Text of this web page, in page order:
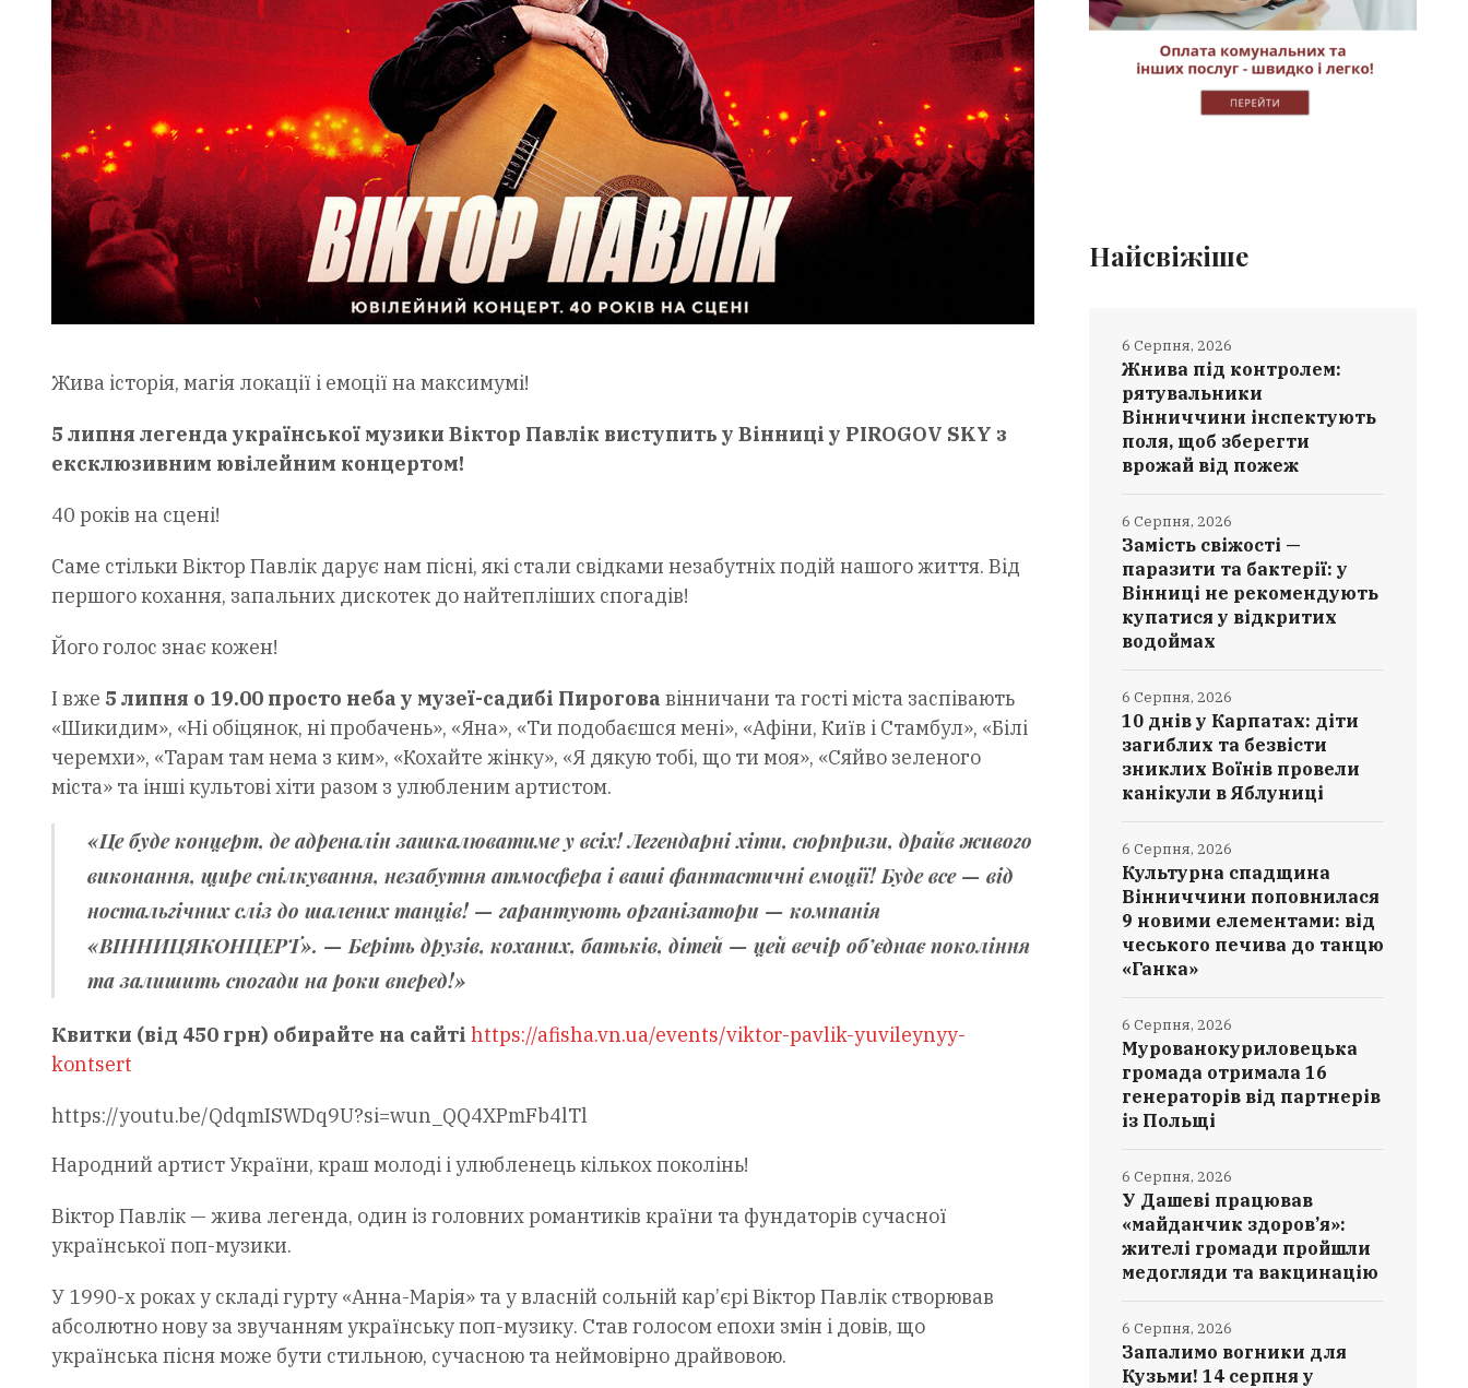
Жива історія, магія локації і емоції на максимумі!
5 липня легенда української музики Віктор Павлік виступить у Вінниці у PIROGOV SKY з
ексклюзивним ювілейним концертом!
40 років на сцені!
Саме стільки Віктор Павлік дарує нам пісні, які стали свідками незабутніх подій нашого життя. Від
першого кохання, запальних дискотек до найтепліших спогадів!
Його голос знає кожен!
І вже 5 липня о 19.00 просто неба у музеї-садибі Пирогова вінничани та гості міста заспівають
«Шикидим», «Ні обіцянок, ні пробачень», «Яна», «Ти подобаєшся мені», «Афіни, Київ і Стамбул», «Білі
черемхи», «Тарам там нема з ким», «Кохайте жінку», «Я дякую тобі, що ти моя», «Сяйво зеленого
міста» та інші культові хіти разом з улюбленим артистом.
«Це буде концерт, де адреналін зашкалюватиме у всіх! Легендарні хіти, сюрпризи, драйв живого
виконання, щире спілкування, незабутня атмосфера і ваші фантастичні емоції! Буде все — від
ностальгічних сліз до шалених танців! —гарантують організатори — компанія
«ВІННИЦЯКОНЦЕРТ». — Беріть друзів, коханих, батьків, дітей — цей вечір об’єднає покоління
та залишить спогади на роки вперед!»
Квитки (від 450 грн) обирайте на сайті https://afisha.vn.ua/events/viktor-pavlik-yuvileynyy-
kontsert
https://youtu.be/QdqmISWDq9U?si=wun_QQ4XPmFb4lTl
Народний артист України, краш молоді і улюбленець кількох поколінь!
Віктор Павлік — жива легенда, один із головних романтиків країни та фундаторів сучасної
української поп-музики.
У 1990-х роках у складі гурту «Анна-Марія» та у власній сольній кар’єрі Віктор Павлік створював
абсолютно нову за звучанням українську поп-музику. Став голосом епохи змін і довів, що
українська пісня може бути стильною, сучасною та неймовірно драйвовою.
Найсвіжіше
Жнива під контролем:
рятувальники
Вінниччини інспектують
поля, щоб зберегти
врожай від пожеж
6 Серпня, 2026
Замість свіжості —
паразити та бактерії: у
Вінниці не рекомендують
купатися у відкритих
водоймах
6 Серпня, 2026
10 днів у Карпатах: діти
загиблих та безвісти
зниклих Воїнів провели
канікули в Яблуниці
6 Серпня, 2026
Культурна спадщина
Вінниччини поповнилася
9 новими елементами: від
чеського печива до танцю
«Ганка»
6 Серпня, 2026
Мурованокуриловецька
громада отримала 16
генераторів від партнерів
із Польщі
6 Серпня, 2026
У Дашеві працював
«майданчик здоров’я»:
жителі громади пройшли
медогляди та вакцинацію
6 Серпня, 2026
Запалимо вогники для
Кузьми! 14 серпня у
6 Серпня, 2026